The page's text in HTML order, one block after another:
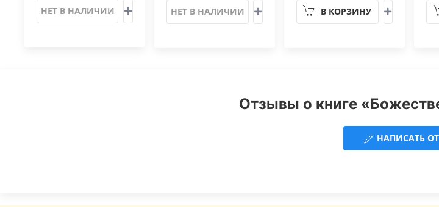
НЕТ В НАЛИЧИИ НЕТ В НАЛИЧИИ В КОРЗИНУ
Отзывы о книге
НАПИСАТЬ